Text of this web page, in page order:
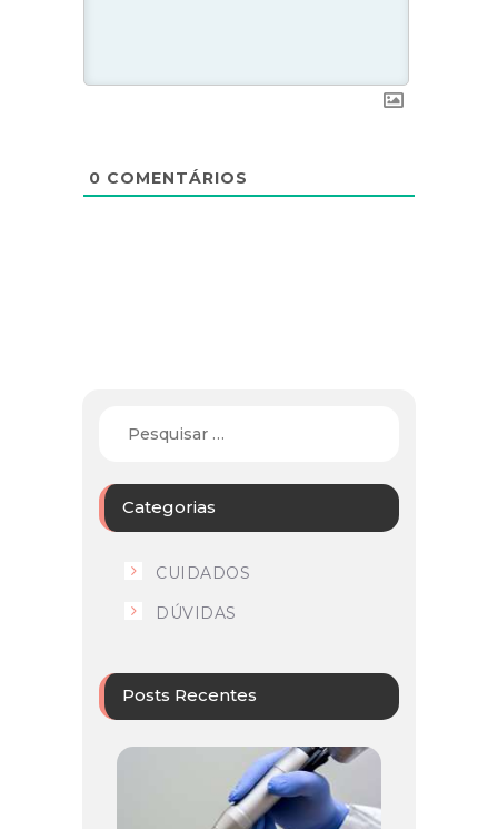
0 COMENTÁRIOS
Categorias
CUIDADOS
DÚVIDAS
Posts Recentes